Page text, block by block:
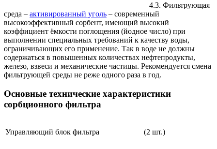
4.3. Фильтрующая
среда – активированный уголь – современный
высокоэффективный сорбент, имеющий высокий
коэффициент ёмкости поглощения (йодное число) при
выполнении специальных требований к качеству воды,
ограничивающих его применение. Так в воде не должны
содержаться в повышенных количествах нефтепродукты,
железо, взвеси и механические частицы. Рекомендуется смена
фильтрующей среды не реже одного раза в год.
Основные технические характеристики
сорбционного фильтра
Управляющий блок фильтра (2 шт.)